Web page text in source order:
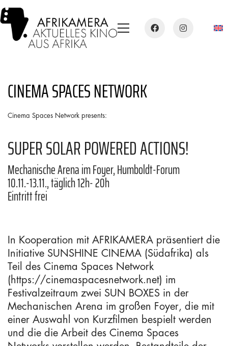
CINEMA SPACES NETWORK
Cinema Spaces Network presents:
SUPER SOLAR POWERED ACTIONS!
Mechanische Arena im Foyer, Humboldt-Forum
10.11.-13.11., täglich 12h- 20h
Eintritt frei
In Kooperation mit AFRIKAMERA präsentiert die
Initiative SUNSHINE CINEMA (Südafrika) als
Teil des Cinema Spaces Network
(https://cinemaspacesnetwork.net) im
Festivalzeitraum zwei SUN BOXES in der
Mechanischen Arena im großen Foyer, die mit
einer Auswahl von Kurzfilmen bespielt werden
und die die Arbeit des Cinema Spaces